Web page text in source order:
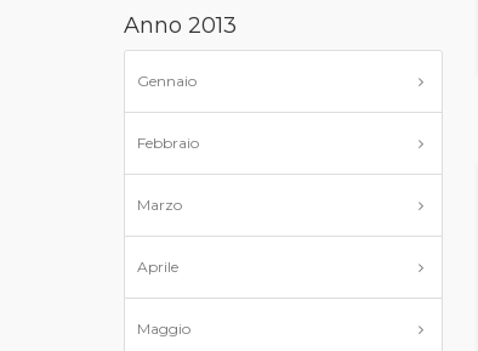
Anno 2013
Gennaio
Febbraio
Marzo
Aprile
Maggio